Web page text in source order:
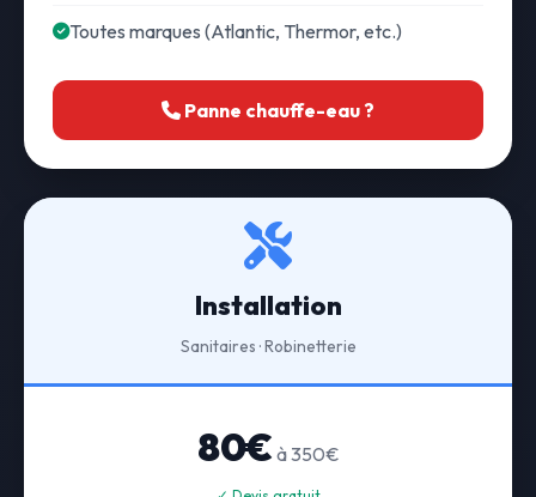
Toutes marques (Atlantic, Thermor, etc.)
Panne chauffe-eau ?
Installation
Sanitaires · Robinetterie
80€ à 350€